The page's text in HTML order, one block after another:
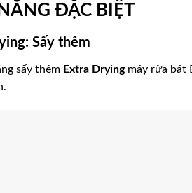
ĐẶC BIỆT
Sấy thêm
sấy thêm Extra Dryingmáy rửa bát